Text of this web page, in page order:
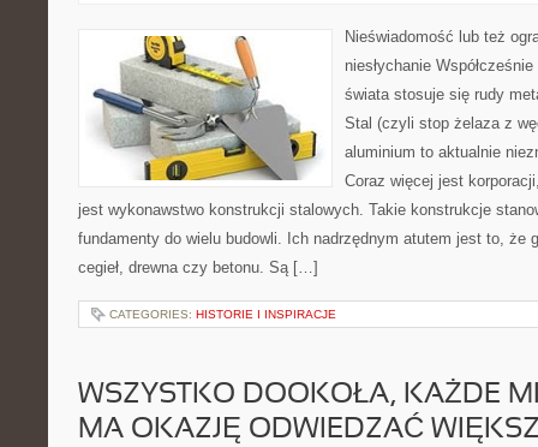
Nieświadomość lub też
niesłychanie
świata stosuje się rudy
Stal (czyli stop żelaza z
aluminium to aktualnie
Coraz więcej jest
jest wykonawstwo konstrukcji stalowych. Takie konstrukcje
fundamenty do wielu budowli. Ich nadrzędnym atutem jest to, że
cegieł, drewna czy betonu. Są […]
CATEGORIES: HISTORIE I INSPIRACJE
WSZYSTKO DOOKOŁA, KAŻDE
MA OKAZJĘ ODWIEDZAĆ